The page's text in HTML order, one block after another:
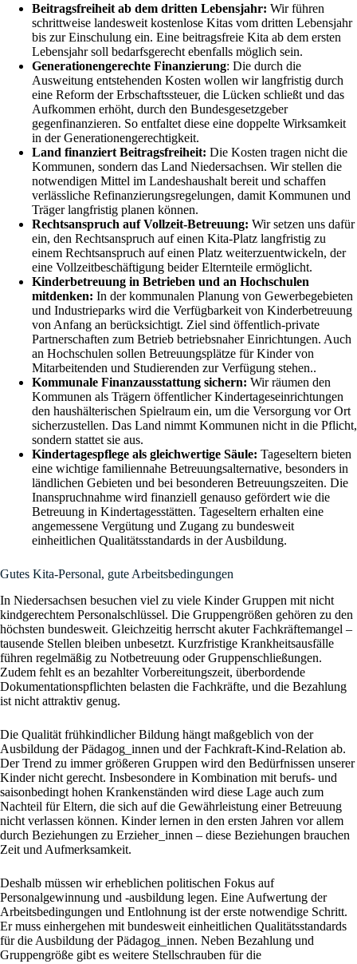
Beitragsfreiheit ab dem dritten Lebensjahr: Wir führen
schrittweise landesweit kostenlose Kitas vom dritten Lebensjahr
bis zur Einschulung ein. Eine beitragsfreie Kita ab dem ersten
Lebensjahr soll bedarfsgerecht ebenfalls möglich sein.
Generationengerechte Finanzierung: Die durch die
Ausweitung entstehenden Kosten wollen wir langfristig durch
eine Reform der Erbschaftssteuer, die Lücken schließt und das
Aufkommen erhöht, durch den Bundesgesetzgeber
gegenfinanzieren. So entfaltet diese eine doppelte Wirksamkeit
in der Generationengerechtigkeit.
Land finanziert Beitragsfreiheit: Die Kosten tragen nicht die
Kommunen, sondern das Land Niedersachsen. Wir stellen die
notwendigen Mittel im Landeshaushalt bereit und schaffen
verlässliche Refinanzierungsregelungen, damit Kommunen und
Träger langfristig planen können.
Rechtsanspruch auf Vollzeit-Betreuung: Wir setzen uns dafür
ein, den Rechtsanspruch auf einen Kita-Platz langfristig zu
einem Rechtsanspruch auf einen Platz weiterzuentwickeln, der
eine Vollzeitbeschäftigung beider Elternteile ermöglicht.
Kinderbetreuung in Betrieben und an Hochschulen
mitdenken: In der kommunalen Planung von Gewerbegebieten
und Industrieparks wird die Verfügbarkeit von Kinderbetreuung
von Anfang an berücksichtigt. Ziel sind öffentlich-private
Partnerschaften zum Betrieb betriebsnaher Einrichtungen. Auch
an Hochschulen sollen Betreuungsplätze für Kinder von
Mitarbeitenden und Studierenden zur Verfügung stehen..
Kommunale Finanzausstattung sichern: Wir räumen den
Kommunen als Trägern öffentlicher Kindertageseinrichtungen
den haushälterischen Spielraum ein, um die Versorgung vor Ort
sicherzustellen. Das Land nimmt Kommunen nicht in die Pflicht,
sondern stattet sie aus.
Kindertagespflege als gleichwertige Säule: Tageseltern bieten
eine wichtige familiennahe Betreuungsalternative, besonders in
ländlichen Gebieten und bei besonderen Betreuungszeiten. Die
Inanspruchnahme wird finanziell genauso gefördert wie die
Betreuung in Kindertagesstätten. Tageseltern erhalten eine
angemessene Vergütung und Zugang zu bundesweit
einheitlichen Qualitätsstandards in der Ausbildung.
Gutes Kita-Personal, gute Arbeitsbedingungen
In Niedersachsen besuchen viel zu viele Kinder Gruppen mit nicht
kindgerechtem Personalschlüssel. Die Gruppengrößen gehören zu den
höchsten bundesweit. Gleichzeitig herrscht akuter Fachkräftemangel –
tausende Stellen bleiben unbesetzt. Kurzfristige Krankheitsausfälle
führen regelmäßig zu Notbetreuung oder Gruppenschließungen.
Zudem fehlt es an bezahlter Vorbereitungszeit, überbordende
Dokumentationspflichten belasten die Fachkräfte, und die Bezahlung
ist nicht attraktiv genug.
Die Qualität frühkindlicher Bildung hängt maßgeblich von der
Ausbildung der Pädagog_innen und der Fachkraft-Kind-Relation ab.
Der Trend zu immer größeren Gruppen wird den Bedürfnissen unserer
Kinder nicht gerecht. Insbesondere in Kombination mit berufs- und
saisonbedingt hohen Krankenständen wird diese Lage auch zum
Nachteil für Eltern, die sich auf die Gewährleistung einer Betreuung
nicht verlassen können. Kinder lernen in den ersten Jahren vor allem
durch Beziehungen zu Erzieher_innen – diese Beziehungen brauchen
Zeit und Aufmerksamkeit.
Deshalb müssen wir erheblichen politischen Fokus auf
Personalgewinnung und -ausbildung legen. Eine Aufwertung der
Arbeitsbedingungen und Entlohnung ist der erste notwendige Schritt.
Er muss einhergehen mit bundesweit einheitlichen Qualitätsstandards
für die Ausbildung der Pädagog_innen. Neben Bezahlung und
Gruppengröße gibt es weitere Stellschrauben für die